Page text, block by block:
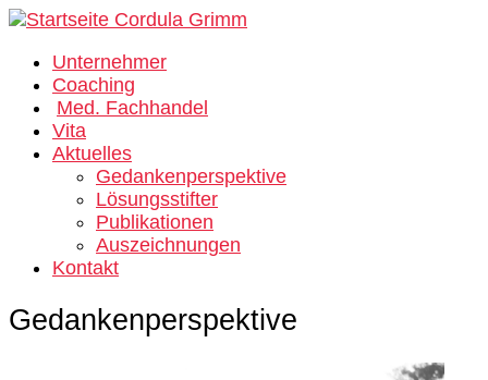
Unternehmer
Coaching
Med. Fachhandel
Vita
Aktuelles
Gedankenperspektive
Lösungsstifter
Publikationen
Auszeichnungen
Kontakt
Gedankenperspektive